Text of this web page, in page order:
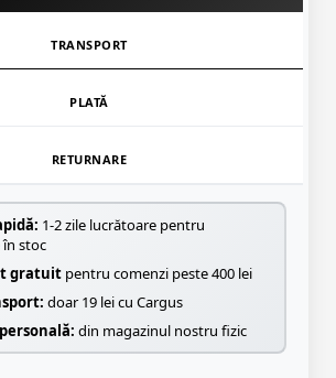
TRANSPORT
PLATĂ
RETURNARE
1-2 zile lucrătoare pentru
stoc
gratuit pentru comenzi peste 400 lei
doar 19 lei cu Cargus
din magazinul nostru fizic